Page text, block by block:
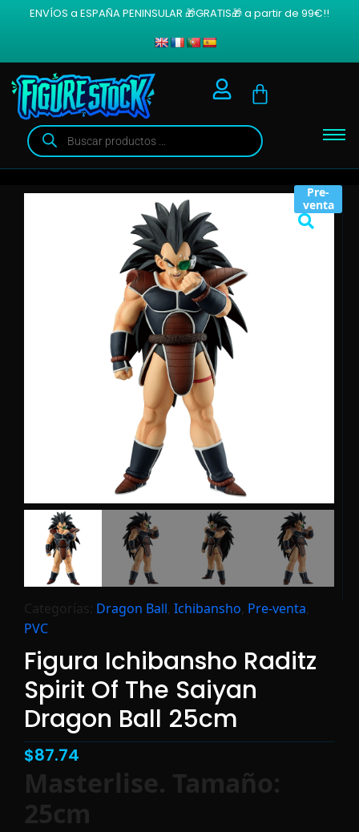
ENVÍOS a ESPAÑA PENINSULAR 🎁GRATIS🎁 a partir de 99€!!
Pre-
venta
Categorías: Dragon Ball Ichibansho Pre-venta
PVC
Figura Ichibansho Raditz
Spirit Of The Saiyan
Dragon Ball 25cm
$87.74
Masterlise. Tamaño:
25cm